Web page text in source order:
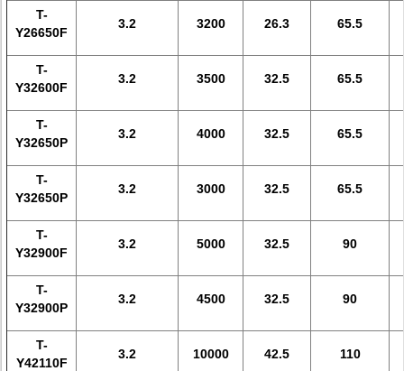
T-
Y26650F
3.2 3200 26.3 65.5
T-
Y32600F
3.2 3500 32.5 65.5
T-
Y32650P
3.2 4000 32.5 65.5
T-
Y32650P
3.2 3000 32.5 65.5
T-
Y32900F
3.2 5000 32.5 90
T-
Y32900P
3.2 4500 32.5 90
T-
Y42110F
3.2 10000 42.5 110